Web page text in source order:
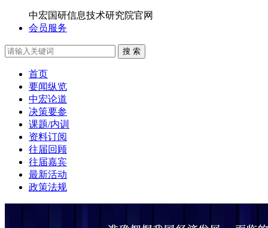
中宏国研信息技术研究院官网
会员服务
搜 索
首页
要闻纵览
中宏论道
决策要参
课题/内训
资料订阅
往届回顾
往届嘉宾
最新活动
政策法规